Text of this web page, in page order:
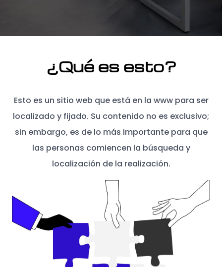
¿Qué es esto?
Esto es un sitio web que está en la www para ser
localizado y fijado. Su contenido no es exclusivo;
sin embargo, es de lo más importante para que
las personas comiencen la búsqueda y
localización de la realización.